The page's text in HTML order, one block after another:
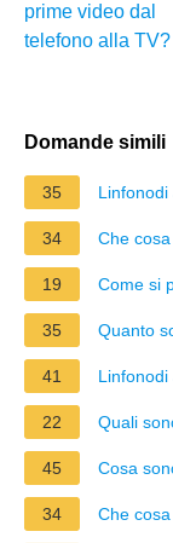
prime video dal
telefono alla TV?
Domande simili
35
34 Che
19 Come si
35 Quanto
41
22 Quali
45 Cosa
34 Che